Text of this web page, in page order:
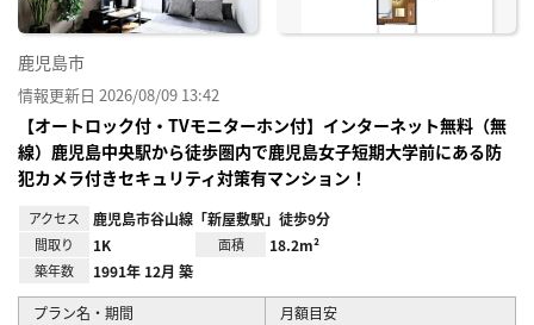
鹿児島市
情報更新日 2026/08/09 13:42
【オートロック付・TVモニターホン付】インターネット無料（無
線）鹿児島中央駅から徒歩圏内で鹿児島女子短期大学前にある防
犯カメラ付きセキュリティ対策有マンション！
アクセス 鹿児島市谷山線「新屋敷駅」徒歩9分
間取り 1K 面積 18.2m²
築年数 1991年 12月 築
プラン名・期間
月額目安